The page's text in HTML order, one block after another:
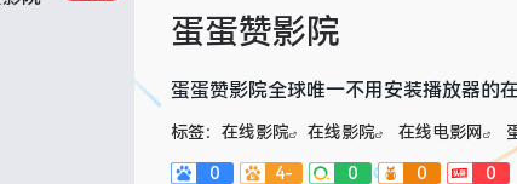
蛋蛋赞影院
蛋蛋赞影院全球唯一不用安装播放器的
标签： 在线影院 在线影院 在线电影网
0 4- 0 0 0